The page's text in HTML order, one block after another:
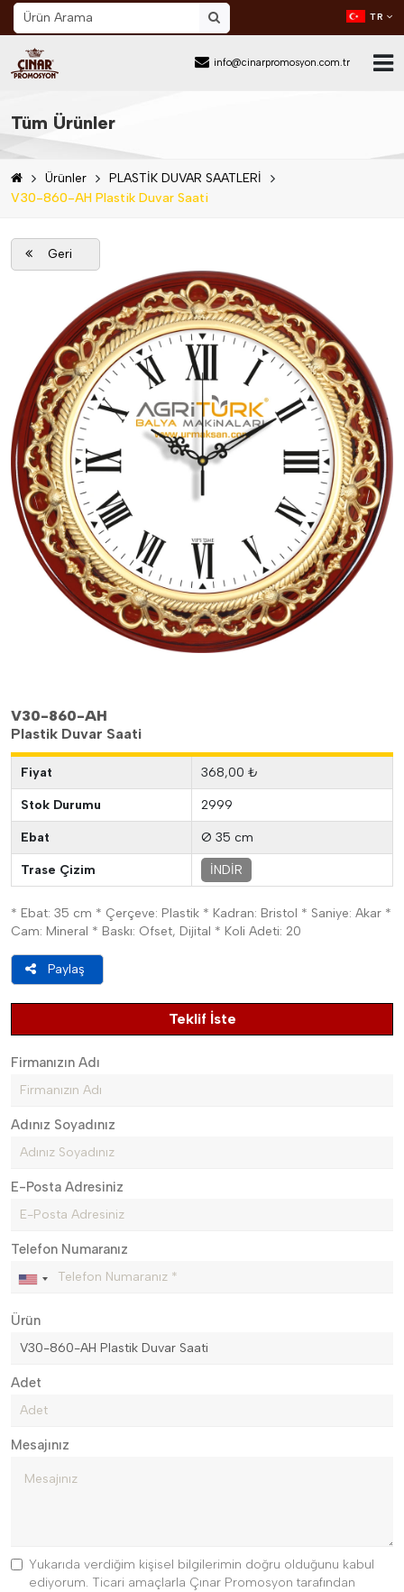
info@cinarpromosyon.com.tr
TR
Ana Sayfa
Hakkımızda
Sektör
Mail Order
İletişim
Tüm Ürünler
Ürünler
PLASTİK DUVAR SAATLERİ
V30-860-AH Plastik Duvar Saati
Geri
V30-860-AH
Plastik Duvar Saati
Fiyat 368,00 ₺
Stok Durumu 2999
Ebat Ø 35 cm
Trase Çizim İNDİR
* Ebat: 35 cm * Çerçeve: Plastik * Kadran: Bristol * Saniye: Akar *
Cam: Mineral * Baskı: Ofset, Dijital * Koli Adeti: 20
Paylaş
Teklif İste
Firmanızın Adı
Adınız Soyadınız
E-Posta Adresiniz
Telefon Numaranız
Ürün
Adet
Mesajınız
Yukarıda verdiğim kişisel bilgilerimin doğru olduğunu kabul
ediyorum. Ticari amaçlarla Çınar Promosyon tarafından